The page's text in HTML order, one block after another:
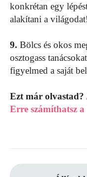
konkrétan egy
alakítani a
9. Bölcs és okos
osztogass
figyelmed a saját
Ezt már olvastad?
Erre számíthatsz